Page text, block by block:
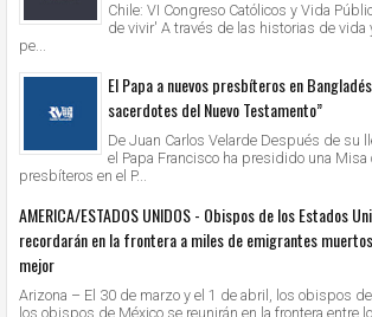
Chile: VI Congreso Católicos y Vida
de vivir' A través de las historias de vida
pe...
El Papa a nuevos presbíteros en
sacerdotes del Nuevo Testamento”
De Juan Carlos Velarde Después de su
el Papa Francisco ha presidido una Misa
presbíteros en el P...
AMERICA/ESTADOS UNIDOS - Obispos de los Estados
recordarán en la frontera a miles de emigrantes
mejor
Arizona – El 30 de marzo y el 1 de abril, los obispos
los obispos de México se reunirán en la frontera entre